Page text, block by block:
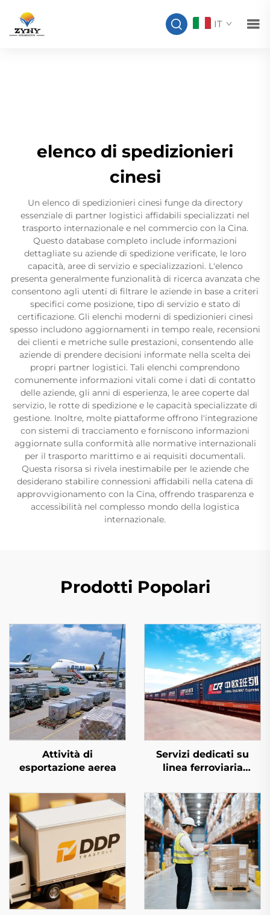
IT
elenco di spedizionieri
cinesi
Un elenco di spedizionieri cinesi funge da directory
essenziale di partner logistici affidabili specializzati nel
trasporto internazionale e nel commercio con la Cina.
Questo database completo include informazioni
dettagliate su aziende di spedizione verificate, le loro
capacità, aree di servizio e specializzazioni. L'elenco
presenta generalmente funzionalità di ricerca avanzata che
consentono agli utenti di filtrare le aziende in base a criteri
specifici come posizione, tipo di servizio e stato di
certificazione. Gli elenchi moderni di spedizionieri cinesi
spesso includono aggiornamenti in tempo reale, recensioni
dei clienti e metriche sulle prestazioni, consentendo alle
aziende di prendere decisioni informate nella scelta dei
propri partner logistici. Tali elenchi comprendono
comunemente informazioni vitali come i dati di contatto
delle aziende, gli anni di esperienza, le aree coperte dal
servizio, le rotte di spedizione e le capacità specializzate di
gestione. Inoltre, molte piattaforme offrono l'integrazione
con sistemi di tracciamento e forniscono informazioni
aggiornate sulla conformità alle normative internazionali
per il trasporto marittimo e ai requisiti documentali.
Questa risorsa si rivela inestimabile per le aziende che
desiderano stabilire connessioni affidabili nella catena di
approvvigionamento con la Cina, offrendo trasparenza e
accessibilità nel complesso mondo della logistica
internazionale.
Prodotti Popolari
Attività di
esportazione aerea
Servizi dedicati su
linea ferroviaria
Airways